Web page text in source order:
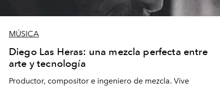
MÚSICA
Diego Las Heras: una mezcla perfecta entre
arte y tecnología
Productor, compositor e ingeniero de mezcla. Vive